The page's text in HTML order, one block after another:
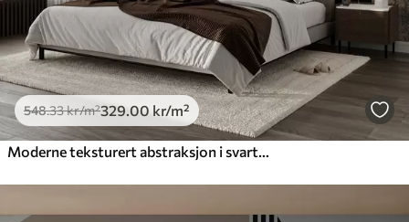
548.33kr/m²329.00 kr/m²
Moderne teksturert abstraksjon i svarte og oransje farger